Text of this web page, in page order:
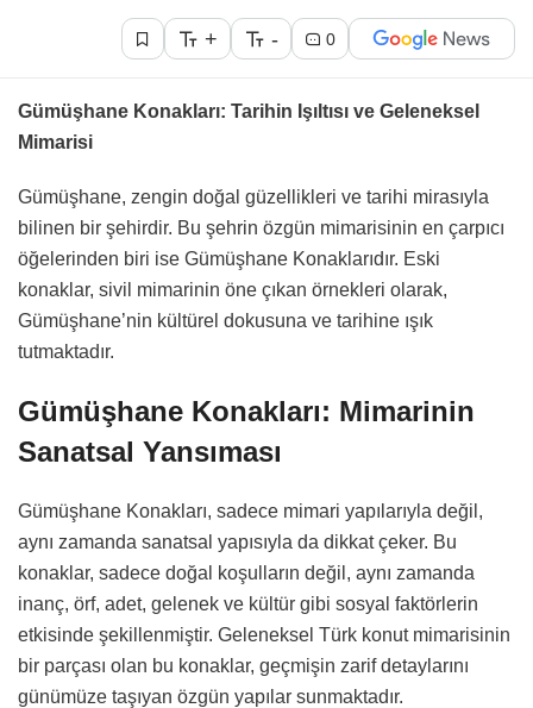
+ - 0
Gümüşhane Konakları: Tarihin Işıltısı ve Geleneksel
Mimarisi
Gümüşhane, zengin doğal güzellikleri ve tarihi mirasıyla
bilinen bir şehirdir. Bu şehrin özgün mimarisinin en çarpıcı
öğelerinden biri ise Gümüşhane Konaklarıdır. Eski
konaklar, sivil mimarinin öne çıkan örnekleri olarak,
Gümüşhane’nin kültürel dokusuna ve tarihine ışık
tutmaktadır.
Gümüşhane Konakları: Mimarinin
Sanatsal Yansıması
Gümüşhane Konakları, sadece mimari yapılarıyla değil,
aynı zamanda sanatsal yapısıyla da dikkat çeker. Bu
konaklar, sadece doğal koşulların değil, aynı zamanda
inanç, örf, adet, gelenek ve kültür gibi sosyal faktörlerin
etkisinde şekillenmiştir. Geleneksel Türk konut mimarisinin
bir parçası olan bu konaklar, geçmişin zarif detaylarını
günümüze taşıyan özgün yapılar sunmaktadır.